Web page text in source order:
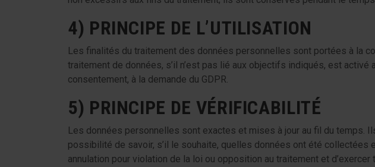
4) PRINCIPE DE L’UTILISATION
Les finalités du traitement des données personnelles sont portées à la
traitement de données, s’il n’est pas lié aux objectifs indiqués, est
consentement, à la demande du GDPR.
5) PRINCIPE DE VÉRIFICABILITÉ
Les données personnelles sont exactes et mises à jour au fil du temps.
possibilité de savoir, s’il le souhaite, quelles données ont été
annulation pour violation de la loi ou opposition au traitement et